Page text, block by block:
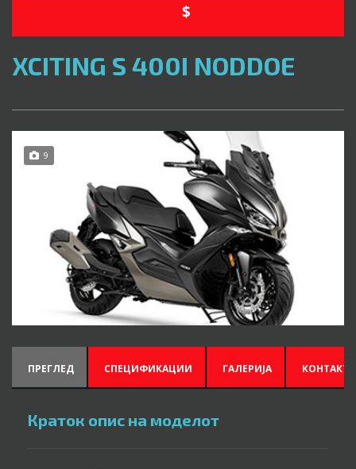
$
XCITING S 400I NODDOE
9
ПРЕГЛЕД СПЕЦИФИКАЦИИ ГАЛЕРИЈА
Краток опис на моделот